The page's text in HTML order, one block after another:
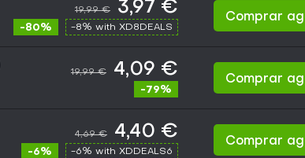
19,99 € 3,97 €
-80% -8% with XD8DEALS
Comprar
19,99 € 4,09 €
-79%
Comprar
4,69 € 4,40 €
-6% -6% with XDDEALS6
Comprar